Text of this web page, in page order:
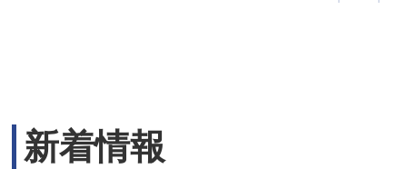
新着情報